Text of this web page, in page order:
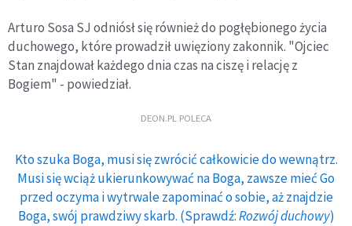
Arturo Sosa SJ odniósł się również do pogłębionego życia
duchowego, które prowadził uwięziony zakonnik. "Ojciec
Stan znajdował każdego dnia czas na ciszę i relację z
Bogiem" - powiedział.
DEON.PL POLECA
Kto szuka Boga, musi się zwrócić całkowicie do wewnątrz.
Musi się wciąż ukierunkowywać na Boga, zawsze mieć Go
przed oczyma i wytrwale zapominać o sobie, aż znajdzie
Boga, swój prawdziwy skarb. (Sprawdź:Rozwój duchowy)